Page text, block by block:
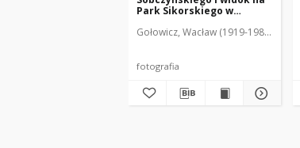
Park Sikorskiego w
Gołowicz, Wacław (1919-1983). Fot.
fotografia